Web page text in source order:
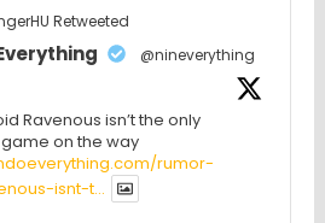
Retweeted
@nineverything
Ravenous isn’t the only
on the way
rumor-
isnt-t...